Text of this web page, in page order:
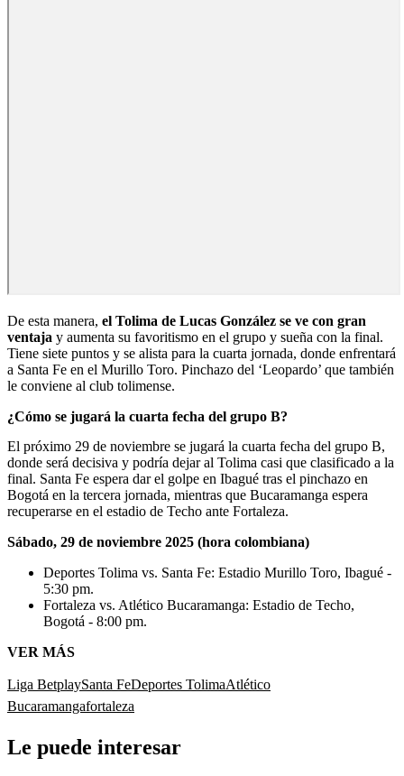
De esta manera, el Tolima de Lucas González se ve con gran
ventaja y aumenta su favoritismo en el grupo y sueña con la final.
Tiene siete puntos y se alista para la cuarta jornada, donde enfrentará
a Santa Fe en el Murillo Toro. Pinchazo del ‘Leopardo’ que también
le conviene al club tolimense.
¿Cómo se jugará la cuarta fecha del grupo B?
El próximo 29 de noviembre se jugará la cuarta fecha del grupo B,
donde será decisiva y podría dejar al Tolima casi que clasificado a la
final. Santa Fe espera dar el golpe en Ibagué tras el pinchazo en
Bogotá en la tercera jornada, mientras que Bucaramanga espera
recuperarse en el estadio de Techo ante Fortaleza.
Sábado, 29 de noviembre 2025 (hora colombiana)
Deportes Tolima vs. Santa Fe: Estadio Murillo Toro, Ibagué -
5:30 pm.
Fortaleza vs. Atlético Bucaramanga: Estadio de Techo,
Bogotá - 8:00 pm.
VER MÁS
Liga BetplaySanta FeDeportes TolimaAtlético
Bucaramangafortaleza
Le puede interesar